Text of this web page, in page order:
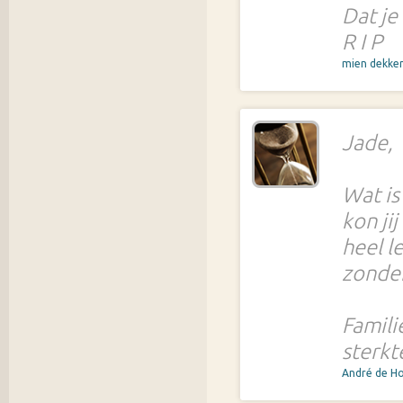
Dat je
R I P
mien
Jade,
Wat
kon jij
heel
André de